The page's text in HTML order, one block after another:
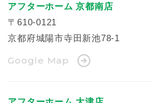
アフターホーム 京都南店
〒610-0121
京都府城陽市寺田新池78-1
Google Map